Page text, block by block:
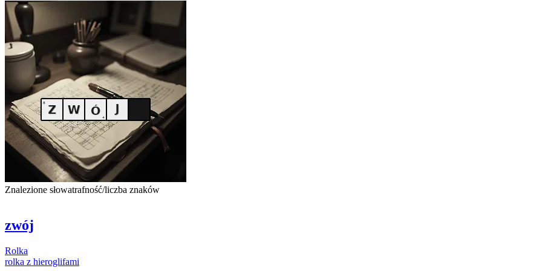
Znalezione słowatrafność/liczba znaków
zwój
Rolka
rolka z hieroglifami